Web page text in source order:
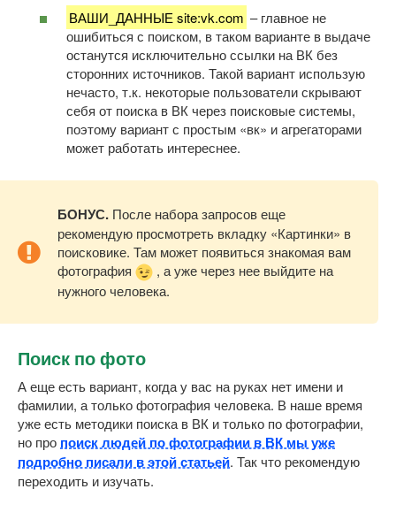
ВАШИ_ДАННЫЕ site:vk.com – главное не
ошибиться с поиском, в таком варианте в выдаче
останутся исключительно ссылки на ВК без
сторонних источников. Такой вариант использую
нечасто, т.к. некоторые пользователи скрывают
себя от поиска в ВК через поисковые системы,
поэтому вариант с простым «вк» и агрегаторами
может работать интереснее.
БОНУС. После набора запросов еще
рекомендую просмотреть вкладку «Картинки» в
поисковике. Там может появиться знакомая вам
фотография
, а уже через нее выйдите на
нужного человека.
Поиск по фото
А еще есть вариант, когда у вас на руках нет имени и
фамилии, а только фотография человека. В наше время
уже есть методики поиска в ВК и только по фотографии,
но про поиск людей по фотографии в ВК мы уже
подробно писали в этой статьей. Так что рекомендую
переходить и изучать.